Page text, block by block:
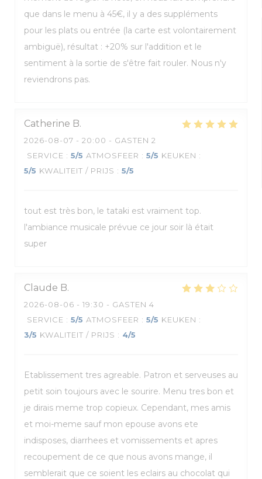
que dans le menu à 45€, il y a des suppléments
pour les plats ou entrée (la carte est volontairement
ambiguë), résultat : +20% sur l'addition et le
sentiment à la sortie de s'être fait rouler. Nous n'y
reviendrons pas.
Catherine B
2026-08-07 - 20:00 - GASTEN 2
SERVICE : 5/5 ATMOSFEER : 5/5 KEUKEN :
5/5 KWALITEIT / PRIJS : 5/5
tout est très bon, le tataki est vraiment top.
l'ambiance musicale prévue ce jour soir là était
super
Claude B
2026-08-06 - 19:30 - GASTEN 4
SERVICE : 5/5 ATMOSFEER : 5/5 KEUKEN :
3/5 KWALITEIT / PRIJS : 4/5
Etablissement tres agreable. Patron et serveuses au
petit soin toujours avec le sourire. Menu tres bon et
je dirais meme trop copieux. Cependant, mes amis
et moi-meme sauf mon epouse avons ete
indisposes, diarrhees et vomissements et apres
recoupement de ce que nous avons mange, il
semblerait que ce soient les eclairs au chocolat qui